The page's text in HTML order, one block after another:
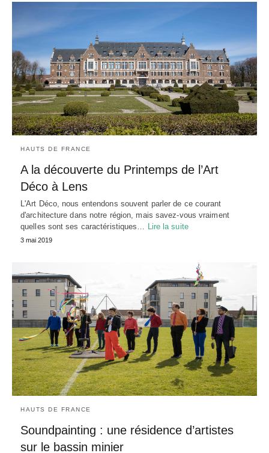
HAUTS DE FRANCE
A la découverte du Printemps de l’Art
Déco à Lens
L'Art Déco, nous entendons souvent parler de ce courant
d'architecture dans notre région, mais savez-vous vraiment
quelles sont ses caractéristiques… Lire la suite
3 mai 2019
HAUTS DE FRANCE
Soundpainting : une résidence d’artistes
sur le bassin minier